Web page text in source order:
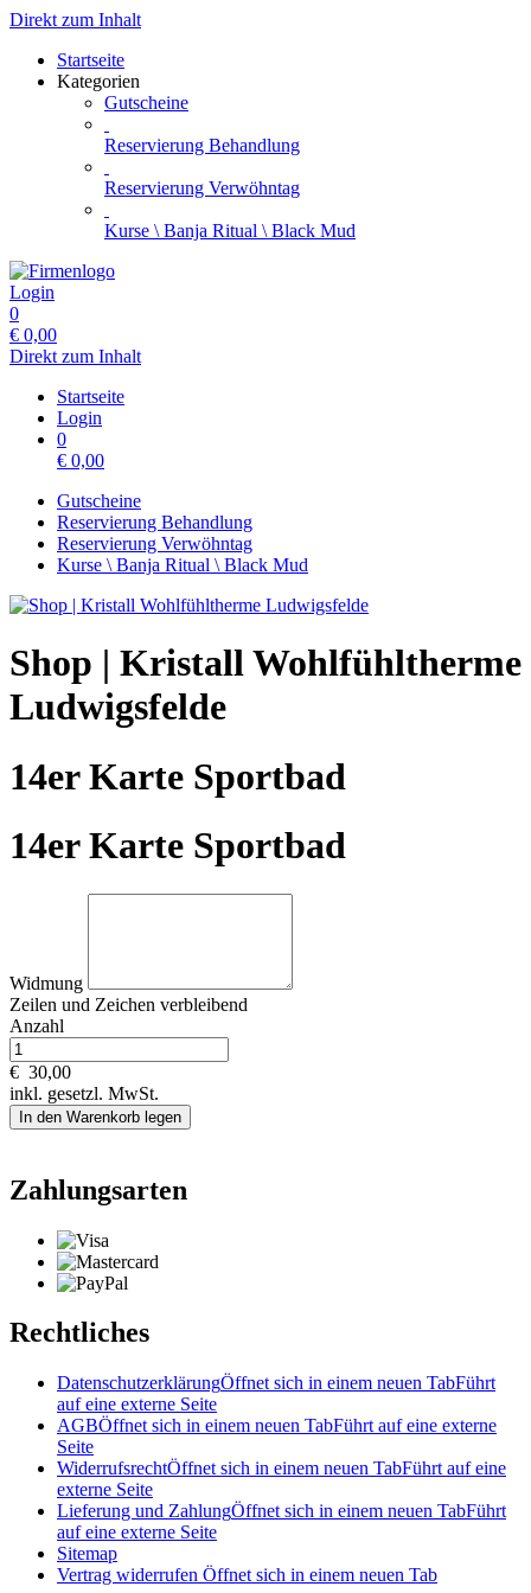
Direkt zum Inhalt
Startseite
Kategorien
Gutscheine
Reservierung Behandlung
Reservierung Verwöhntag
Kurse \ Banja Ritual \ Black Mud
Login
0
€ 0,00
Direkt zum Inhalt
Startseite
Login
0
€ 0,00
Gutscheine
Reservierung Behandlung
Reservierung Verwöhntag
Kurse \ Banja Ritual \ Black Mud
Shop | Kristall Wohlfühltherme
Ludwigsfelde
14er Karte Sportbad
14er Karte Sportbad
Widmung
Zeilen und Zeichen verbleibend
Anzahl
€ 30,00
inkl. gesetzl. MwSt.
In den Warenkorb legen
Zahlungsarten
Rechtliches
DatenschutzerklärungÖffnet sich in einem neuen TabFührt
auf eine externe Seite
AGBÖffnet sich in einem neuen TabFührt auf eine externe
Seite
WiderrufsrechtÖffnet sich in einem neuen TabFührt auf eine
externe Seite
Lieferung und ZahlungÖffnet sich in einem neuen TabFührt
auf eine externe Seite
Sitemap
Vertrag widerrufen Öffnet sich in einem neuen Tab